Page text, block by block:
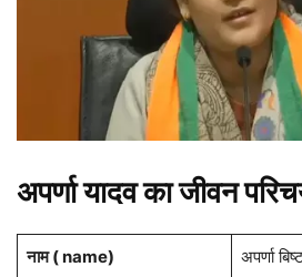
अपर्णा यादव का जीवन
नाम ( name) अपर्णा